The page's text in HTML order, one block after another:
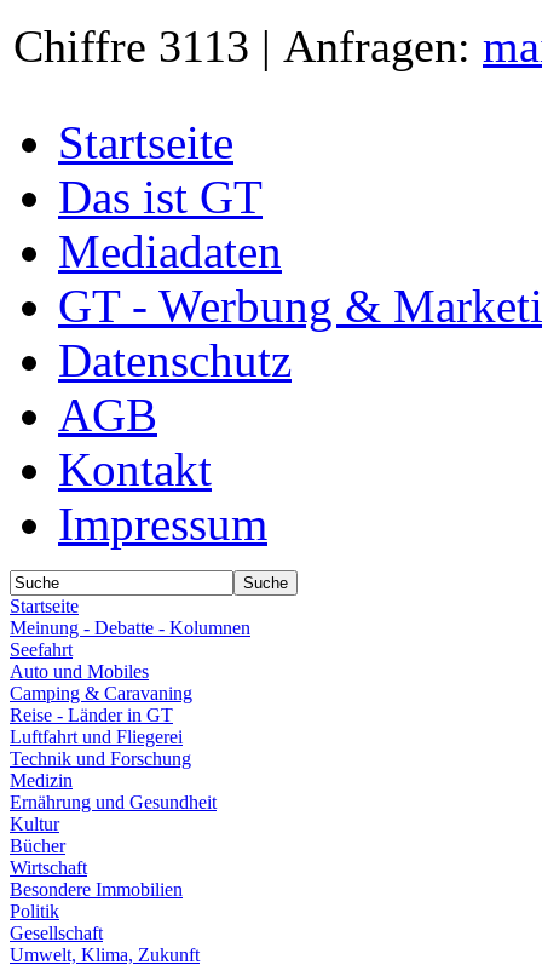
Chiffre 3113 | Anfragen:
Startseite
Das ist GT
Mediadaten
GT - Werbung &
Datenschutz
AGB
Kontakt
Impressum
Startseite
Meinung - Debatte - Kolumnen
Seefahrt
Auto und Mobiles
Camping & Caravaning
Reise - Länder in GT
Luftfahrt und Fliegerei
Technik und Forschung
Medizin
Ernährung und Gesundheit
Kultur
Bücher
Wirtschaft
Besondere Immobilien
Politik
Gesellschaft
Umwelt, Klima, Zukunft